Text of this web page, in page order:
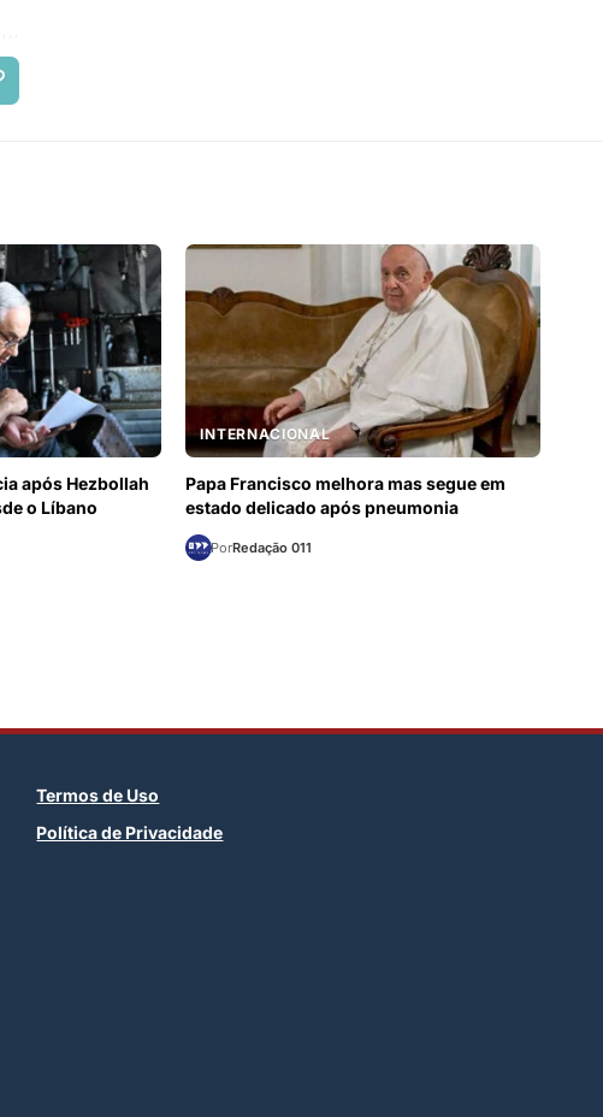
após Hezbollah
o Líbano
INTERNACIONAL
Papa Francisco melhora mas segue em
estado delicado após pneumonia
PorRedação 011
Termos de Uso
Política de Privacidade